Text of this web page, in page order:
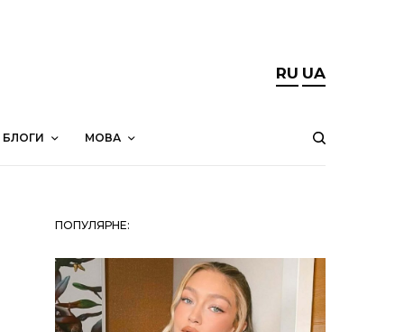
RU UA
БЛОГИ МОВА
ПОПУЛЯРНЕ: